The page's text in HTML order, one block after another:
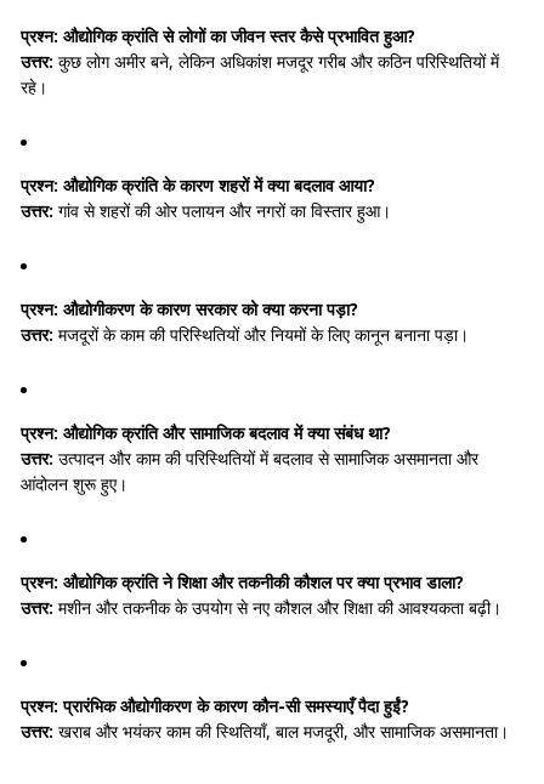
प्रश्न: औद्योगिक क्रांति से लोगों का जीवन स्तर कैसे प्रभावित हुआ?
उत्तर: कुछ लोग अमीर बने, लेकिन अधिकांश मजदूर गरीब और कठिन परिस्थितियों में
रहे।
प्रश्न: औद्योगिक क्रांति के कारण शहरों में क्या बदलाव आया?
उत्तर: गांव से शहरों की ओर पलायन और नगरों का विस्तार हुआ।
प्रश्न: औद्योगीकरण के कारण सरकार को क्या करना पड़ा?
उत्तर: मजदूरों के काम की परिस्थितियों और नियमों के लिए कानून बनाना पड़ा।
प्रश्न: औद्योगिक क्रांति और सामाजिक बदलाव में क्या संबंध था?
उत्तर: उत्पादन और काम की परिस्थितियों में बदलाव से सामाजिक असमानता और
आंदोलन शुरू हुए।
प्रश्न: औद्योगिक क्रांति ने शिक्षा और तकनीकी कौशल पर क्या प्रभाव डाला?
उत्तर: मशीन और तकनीक के उपयोग से नए कौशल और शिक्षा की आवश्यकता बढ़ी।
प्रश्न: प्रारंभिक औद्योगीकरण के कारण कौन-सी समस्याएँ पैदा हुईं?
उत्तर: खराब और भयंकर काम की स्थितियाँ, बाल मजदूरी, और सामाजिक असमानता।